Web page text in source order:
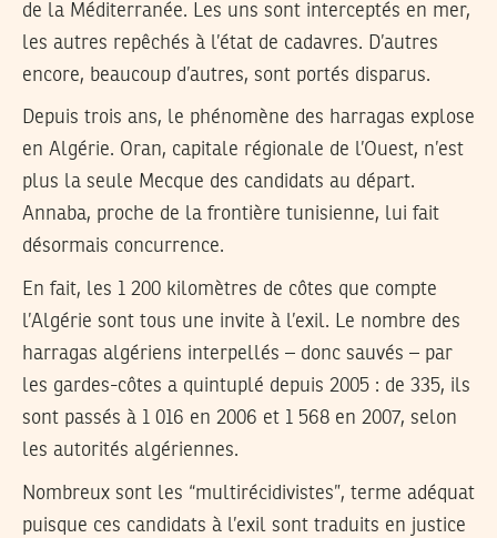
de la Méditerranée. Les uns sont interceptés en mer,
les autres repêchés à l’état de cadavres. D’autres
encore, beaucoup d’autres, sont portés disparus.
Depuis trois ans, le phénomène des harragas explose
en Algérie. Oran, capitale régionale de l’Ouest, n’est
plus la seule Mecque des candidats au départ.
Annaba, proche de la frontière tunisienne, lui fait
désormais concurrence.
En fait, les 1 200 kilomètres de côtes que compte
l’Algérie sont tous une invite à l’exil. Le nombre des
harragas algériens interpellés – donc sauvés – par
les gardes-côtes a quintuplé depuis 2005 : de 335, ils
sont passés à 1 016 en 2006 et 1 568 en 2007, selon
les autorités algériennes.
Nombreux sont les “multirécidivistes”, terme adéquat
puisque ces candidats à l’exil sont traduits en justice